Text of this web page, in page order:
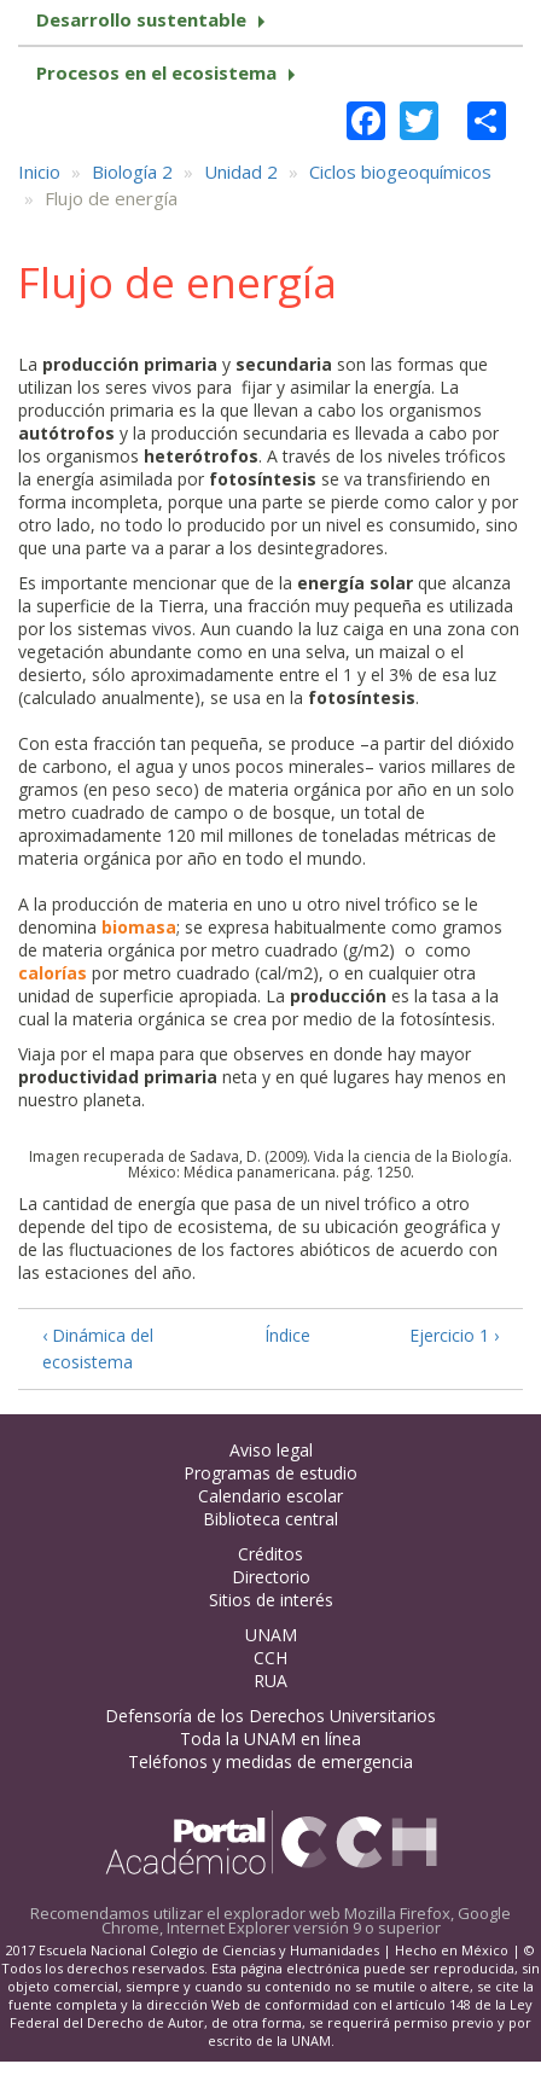
Desarrollo sustentable
Procesos en el ecosistema
Inicio Biología 2 Unidad 2
Ciclos biogeoquímicos
Flujo de energía
Flujo de energía
La producción primaria y secundaria son las formas que
utilizan los seres vivos para fijar y asimilar la energía. La
producción primaria es la que llevan a cabo los organismos
autótrofos y la producción secundaria es llevada a cabo por
los organismos heterótrofos. A través de los niveles tróficos
la energía asimilada por fotosíntesis se va transfiriendo en
forma incompleta, porque una parte se pierde como calor y por
otro lado, no todo lo producido por un nivel es consumido, sino
que una parte va a parar a los desintegradores.
Es importante mencionar que de la energía solar que alcanza
la superficie de la Tierra, una fracción muy pequeña es utilizada
por los sistemas vivos. Aun cuando la luz caiga en una zona con
vegetación abundante como en una selva, un maizal o el
desierto, sólo aproximadamente entre el 1 y el 3% de esa luz
(calculado anualmente), se usa en la fotosíntesis.
Con esta fracción tan pequeña, se produce –a partir del dióxido
de carbono, el agua y unos pocos minerales– varios millares de
gramos (en peso seco) de materia orgánica por año en un solo
metro cuadrado de campo o de bosque, un total de
aproximadamente 120 mil millones de toneladas métricas de
materia orgánica por año en todo el mundo.
A la producción de materia en uno u otro nivel trófico se le
denomina biomasa; se expresa habitualmente como gramos
de materia orgánica por metro cuadrado (g/m2) o como
calorías por metro cuadrado (cal/m2), o en cualquier otra
unidad de superficie apropiada. La producción es la tasa a la
cual la materia orgánica se crea por medio de la fotosíntesis.
Viaja por el mapa para que observes en donde hay mayor
productividad primaria neta y en qué lugares hay menos en
nuestro planeta.
Imagen recuperada de Sadava, D. (2009). Vida la ciencia de la Biología.
México: Médica panamericana. pág. 1250.
La cantidad de energía que pasa de un nivel trófico a otro
depende del tipo de ecosistema, de su ubicación geográfica y
de las fluctuaciones de los factores abióticos de acuerdo con
las estaciones del año.
‹ Dinámica del
ecosistema
Índice Ejercicio 1 ›
Aviso legal
Programas de estudio
Calendario escolar
Biblioteca central
Créditos
Directorio
Sitios de interés
UNAM
CCH
RUA
Defensoría de los Derechos Universitarios
Toda la UNAM en línea
Teléfonos y medidas de emergencia
Recomendamos utilizar el explorador web Mozilla Firefox, Google
Chrome, Internet Explorer versión 9 o superior
2017 Escuela Nacional Colegio de Ciencias y Humanidades | Hecho en México | ©
Todos los derechos reservados. Esta página electrónica puede ser reproducida, sin
objeto comercial, siempre y cuando su contenido no se mutile o altere, se cite la
fuente completa y la dirección Web de conformidad con el artículo 148 de la Ley
Federal del Derecho de Autor, de otra forma, se requerirá permiso previo y por
escrito de la UNAM.